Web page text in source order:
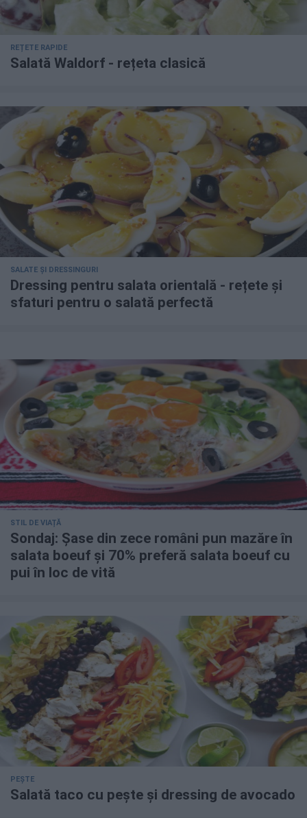
REȚETE RAPIDE
Salată Waldorf - rețeta clasică
SALATE ȘI DRESSINGURI
Dressing pentru salata orientală - rețete și
sfaturi pentru o salată perfectă
STIL DE VIAȚĂ
Sondaj: Șase din zece români pun mazăre în
salata boeuf și 70% preferă salata boeuf cu
pui în loc de vită
PEȘTE
Salată taco cu pește și dressing de avocado